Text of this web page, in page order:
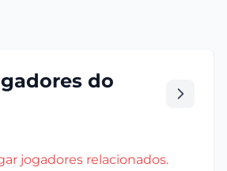
do
jogadores relacionados.